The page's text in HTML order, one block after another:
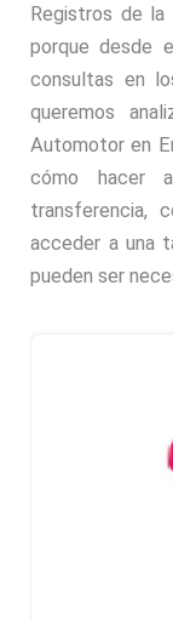
Registros de la
porque desde
consultas en
queremos
Automotor en
cómo hacer
transferencia,
acceder a una
pueden ser